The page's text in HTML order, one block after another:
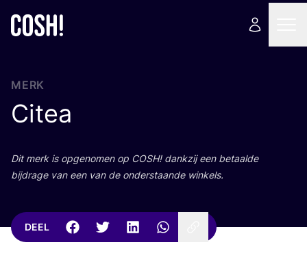
MERK
Citea
Dit merk is opge­no­men op COSH! dank­zij een betaal­de
bij­dra­ge van een van de onder­staan­de winkels.
DEEL